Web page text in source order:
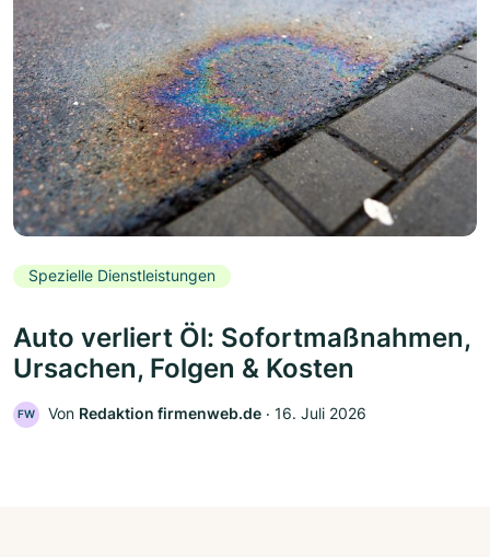
Spezielle Dienstleistungen
Auto verliert Öl: Sofortmaßnahmen,
Ursachen, Folgen & Kosten
FW Von Redaktion firmenweb.de ‧ 16. Juli 2026